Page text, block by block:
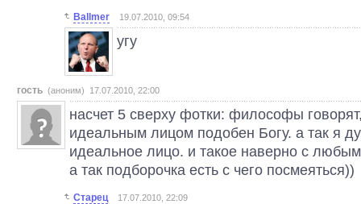
Ballmer 19.07.2010, 09:54
угу
гость (аноним) 17.07.2010, 22:00
насчет 5 сверху фотки: философы
идеальным лицом подобен Богу. а так я
идеальное лицо. и такое наверно с
а так подборочка есть с чего посмеяться))
Старец 17.07.2010, 22:09